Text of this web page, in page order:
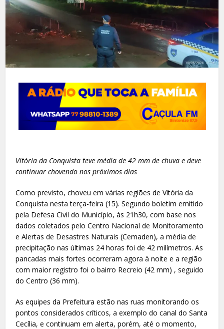
Vitória da Conquista teve média de 42 mm de chuva e deve
continuar chovendo nos próximos dias
Como previsto, choveu em várias regiões de Vitória da
Conquista nesta terça-feira (15). Segundo boletim emitido
pela Defesa Civil do Município, às 21h30, com base nos
dados coletados pelo Centro Nacional de Monitoramento
e Alertas de Desastres Naturais (Cemaden), a média de
precipitação nas últimas 24 horas foi de 42 milímetros. As
pancadas mais fortes ocorreram agora à noite e a região
com maior registro foi o bairro Recreio (42 mm) , seguido
do Centro (36 mm).
As equipes da Prefeitura estão nas ruas monitorando os
pontos considerados críticos, a exemplo do canal do Santa
Cecília, e continuam em alerta, porém, até o momento,